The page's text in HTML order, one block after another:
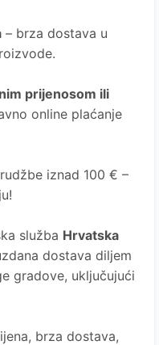
– brza dostava u
prijenosom ili
online plaćanje
iznad 100 € –
služba Hrvatska
dostava diljem
gradove, uključujući
brza dostava,